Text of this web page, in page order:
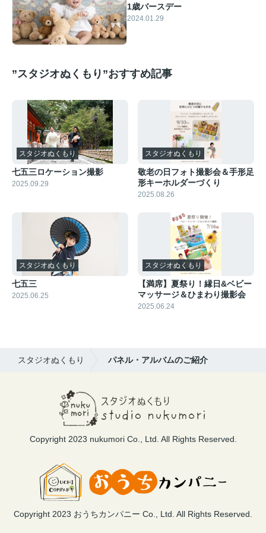
1歳バースデー
2024.01.29
”スタジオぬくもり”おすすめ記事
スタジオぬくもり
七五三ロケーション撮影
2025.09.29
スタジオぬくもり
敬老の日フォト撮影会＆手形足
形キーホルダーづくり
2025.08.26
スタジオぬくもり
七五三
2025.06.25
スタジオぬくもり
【満席】夏祭り！縁日&ベビー
マッサージ＆ひまわり撮影会
2025.06.24
スタジオぬくもり パネル・アルバムのご紹介
Copyright 2023 nukumori Co., Ltd. All Rights Reserved.
Copyright 2023 おうちカンパニー Co., Ltd. All Rights Reserved.